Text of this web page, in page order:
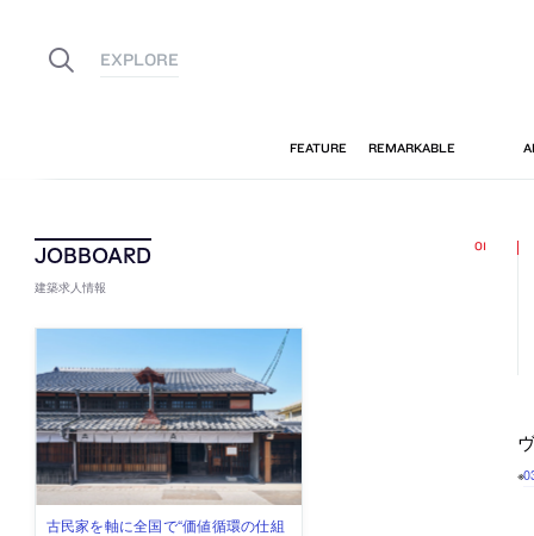
建築求人情報
佐々木慧が主宰する「axonometric株
古民家を軸に全国で“価値循環の仕組
リノベる株式会社が、設計パートナ
社会への影響力のある建築を手掛
代官山を拠点に活動する「梅澤竜也 /
※